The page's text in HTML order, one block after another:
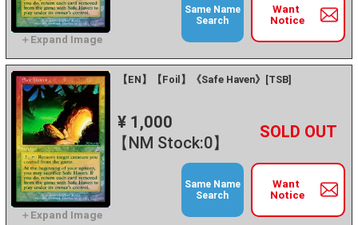
Want
Notice
Same Name
Search
【EN】【Foil】《Safe Haven》[TSB]
¥ 1,000
【NM Stock:0】
－ +
Want
Notice
Same Name
Search